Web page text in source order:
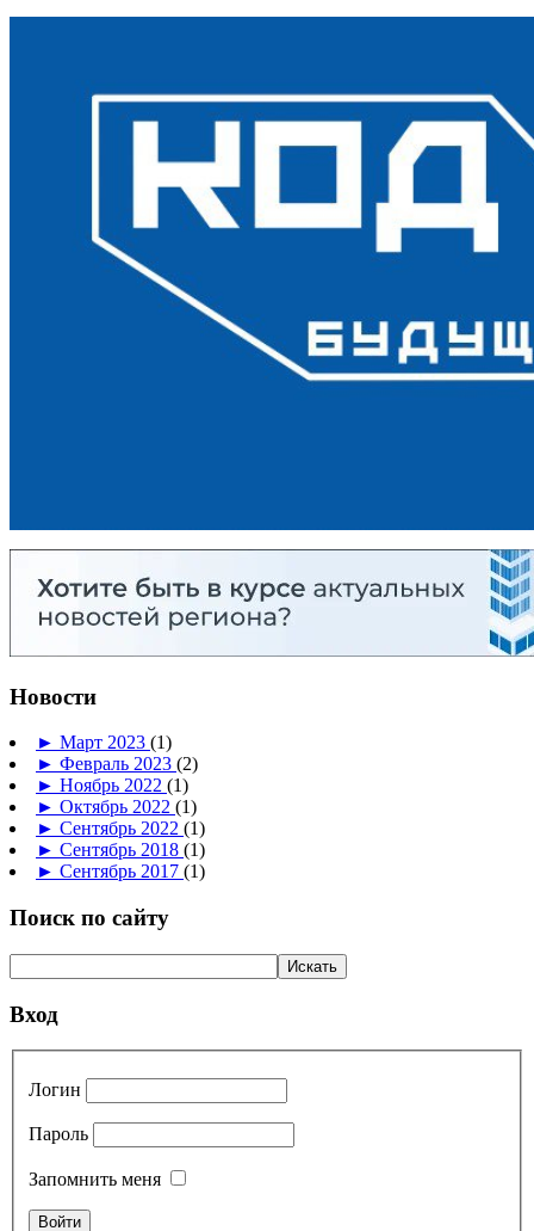
Новости
► Март 2023 (1)
► Февраль 2023 (2)
► Ноябрь 2022 (1)
► Октябрь 2022 (1)
► Сентябрь 2022 (1)
► Сентябрь 2018 (1)
► Сентябрь 2017 (1)
Поиск по сайту
Вход
Логин
Пароль
Запомнить меня